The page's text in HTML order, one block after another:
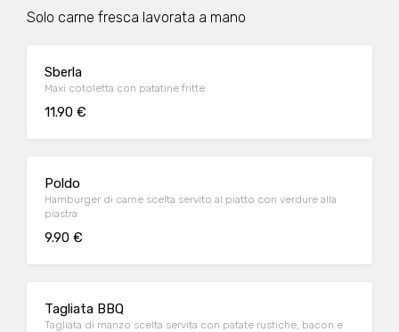
Solo carne fresca lavorata a mano
Sberla
Maxi cotoletta con patatine fritte
11.90 €
Poldo
Hamburger di carne scelta servito al piatto con verdure alla
piastra
9.90 €
Tagliata BBQ
Tagliata di manzo scelta servita con patate rustiche, bacon e